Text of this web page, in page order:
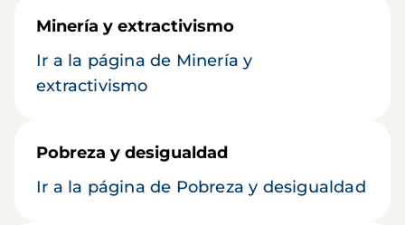
Minería y extractivismo
Ir a la página de Minería y
extractivismo
Pobreza y desigualdad
Ir a la página de Pobreza y desigualdad